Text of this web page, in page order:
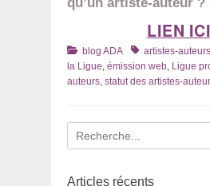
LIEN ICI
Catégories
blog ADA Tagsartistes-auteurs
la Ligue émission web Ligue
auteurs statut des artistes-
Recherche
pour
Articles récents